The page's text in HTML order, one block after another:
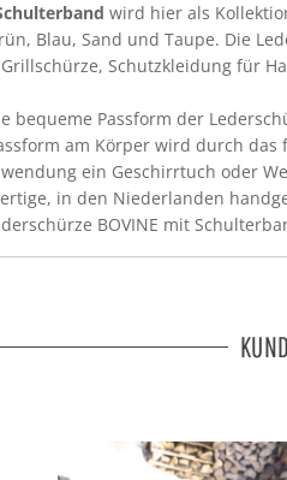
wird hier als
Blau, Sand und Taupe. Die
Schutzkleidung für
bequeme Passform der
am Körper wird durch
ein Geschirrtuch oder
in den Niederlanden
BOVINE mit